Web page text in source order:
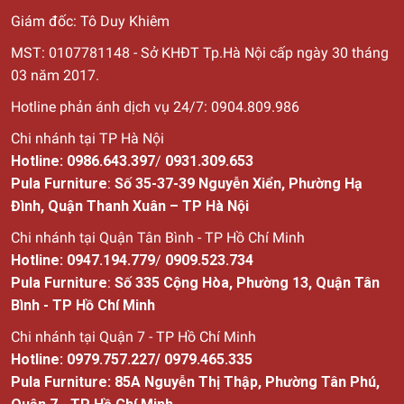
một giải pháp hữu hiệu bởi độ bền, đẹp không hề kém cạnh
bàn ăn mặt gỗ là bao.
Bàn ăn thông minh - Giải pháp tiện ích
cho cuộc sống hiện đại
Nếu bạn vừa muốn sở hữu chiếc bàn ăn lớn để đáp ứng cho
nhu cầu của đại gia đình nhưng lại quan ngại vấn đề diện
gấp gọn. Sản phẩm được thiết kế hiện đại với cơ chế gấp
gọn cho phép gia chủ biến đổi phù hợp với mục đích một
cách đơn giản. Ngoài ra còn có rất nhiều mẫu bàn ăn thông
minh như bộ bàn ghế thông minh kéo dài, bàn ăn xoay
tròn... cho bạn thoải mái lựa chọn.
Bàn ăn thông minh - Giải pháp tiện ích cho cuộc sống hiện
Giám đốc: Tô Duy Khiêm
MST: 0107781148 - Sở KHĐT Tp.Hà Nội cấp ngày 30 tháng
03 năm 2017.
Hotline phản ánh dịch vụ 24/7: 0904.809.986
Chi nhánh tại TP Hà Nội
Hotline: 0986.643.397/ 0931.309.653
Pula Furniture: Số 35-37-39 Nguyễn Xiển, Phường Hạ
Đình, Quận Thanh Xuân – TP Hà Nội
Chi nhánh tại Quận Tân Bình - TP Hồ Chí Minh
Hotline: 0947.194.779/ 0909.523.734
Pula Furniture: Số 335 Cộng Hòa, Phường 13, Quận Tân
Bình - TP Hồ Chí Minh
Chi nhánh tại Quận 7 - TP Hồ Chí Minh
Hotline: 0979.757.227/ 0979.465.335
Pula Furniture: 85A Nguyễn Thị Thập, Phường Tân Phú,